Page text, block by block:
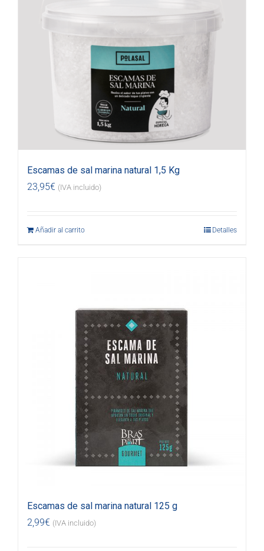
Escamas de sal marina natural 1,5 Kg
23,95€ (IVA incluido)
Añadir al carrito Detalles
Escamas de sal marina natural 125 g
2,99€ (IVA incluido)